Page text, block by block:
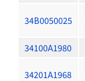
34B0050025
34100A1980
34201A1968